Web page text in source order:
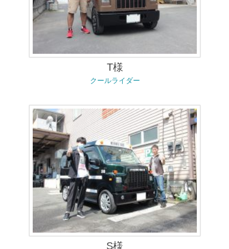
T様
クールライダー
S様